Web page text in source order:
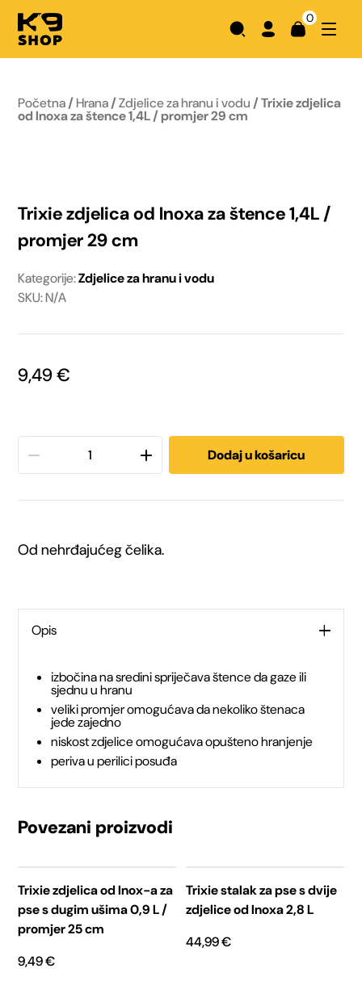
0
Početna/Hrana/Zdjelice za hranu i vodu / Trixie zdjelica
od Inoxa za štence 1,4L / promjer 29 cm
Trixie zdjelica od Inoxa za štence 1,4L /
promjer 29 cm
Kategorije:Zdjelice za hranu i vodu
SKU: N/A
9,49€
Trixie
Inoxa
štence
promjer
količina
Dodaj u košaricu
Od nehrđajućeg čelika.
Opis
izbočina na sredini spriječava štence da gaze ili
sjednu u hranu
veliki promjer omogućava da nekoliko štenaca
jede zajedno
niskost zdjelice omogućava opušteno hranjenje
periva u perilici posuđa
Povezani proizvodi
Trixie zdjelica od Inox-a za
pse s dugim ušima 0,9 L /
promjer 25 cm
9,49€
Trixie stalak za pse s dvije
zdjelice od Inoxa 2,8 L
44,99€